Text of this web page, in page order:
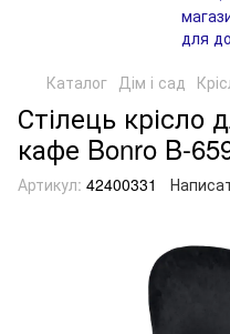
Каталог Дім і сад
Стілець крісло
кафе Bonro B-
Артикул: 42400331